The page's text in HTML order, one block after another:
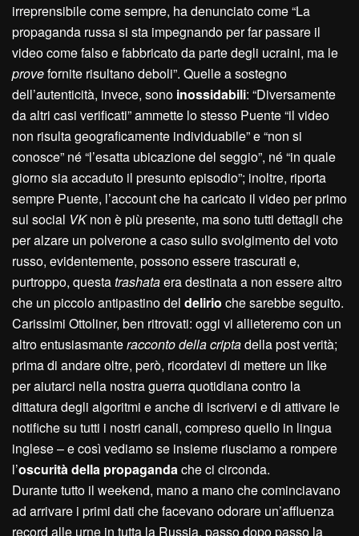
irreprensibile come sempre, ha denunciato come “La
propaganda russa si sta impegnando per far passare il
video come falso e fabbricato da parte degli ucraini, ma le
provefornite risultano deboli”. Quelle a sostegno
dell’autenticità, invece, sono inossidabili: “Diversamente
da altri casi verificati” ammette lo stesso Puente “il video
non risulta geograficamente individuabile” e “non si
conosce” né “l’esatta ubicazione del seggio”, né “in quale
giorno sia accaduto il presunto episodio”; inoltre, riporta
sempre Puente, l’account che ha caricato il video per primo
sul social VKnon è più presente, ma sono tutti dettagli che
per alzare un polverone a caso sullo svolgimento del voto
russo, evidentemente, possono essere trascurati e,
purtroppo, questatrashataera destinata a non essere altro
che un piccolo antipastino del delirio che sarebbe seguito.
Carissimi Ottoliner, ben ritrovati: oggi vi allieteremo con un
altro entusiasmanteracconto della criptadella post verità;
prima di andare oltre, però, ricordatevi di mettere un like
per aiutarci nella nostra guerra quotidiana contro la
dittatura degli algoritmi e anche di iscrivervi e di attivare le
notifiche su tutti i nostri canali, compreso quello in lingua
inglese – e così vediamo se insieme riusciamo a rompere
l’oscurità della propagandache ci circonda.
Durante tutto il weekend, mano a mano che cominciavano
ad arrivare i primi dati che facevano odorare un’affluenza
record alle urne in tutta la Russia, passo dopo passo la